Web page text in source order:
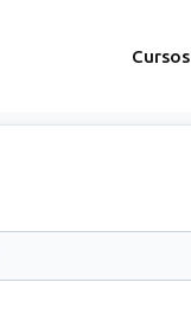
Cursos